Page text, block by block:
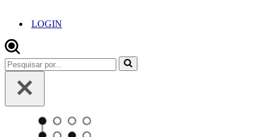
LOGIN
Pesquisar
por...